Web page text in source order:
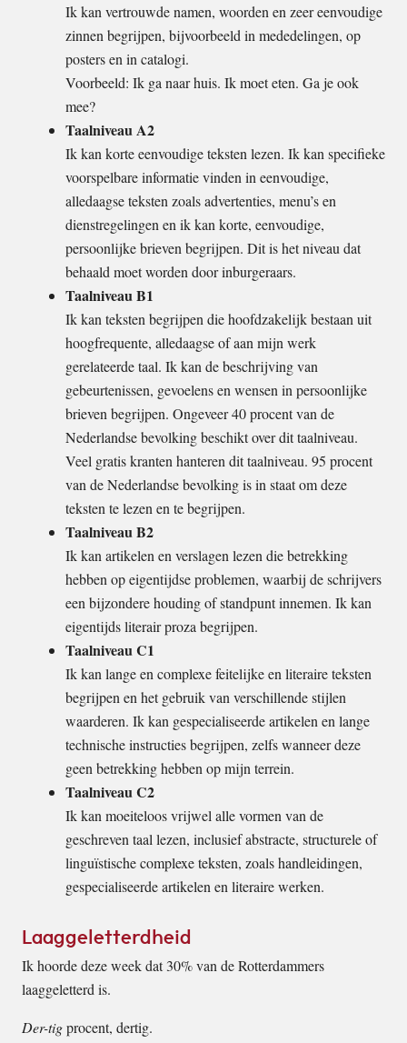
Ik kan vertrouwde namen, woorden en zeer eenvoudige
zinnen begrijpen, bijvoorbeeld in mededelingen, op
posters en in catalogi.
Voorbeeld: Ik ga naar huis. Ik moet eten. Ga je ook
mee?
Taalniveau A2
Ik kan korte eenvoudige teksten lezen. Ik kan specifieke
voorspelbare informatie vinden in eenvoudige,
alledaagse teksten zoals advertenties, menu’s en
dienstregelingen en ik kan korte, eenvoudige,
persoonlijke brieven begrijpen. Dit is het niveau dat
behaald moet worden door inburgeraars.
Taalniveau B1
Ik kan teksten begrijpen die hoofdzakelijk bestaan uit
hoogfrequente, alledaagse of aan mijn werk
gerelateerde taal. Ik kan de beschrijving van
gebeurtenissen, gevoelens en wensen in persoonlijke
brieven begrijpen. Ongeveer 40 procent van de
Nederlandse bevolking beschikt over dit taalniveau.
Veel gratis kranten hanteren dit taalniveau. 95 procent
van de Nederlandse bevolking is in staat om deze
teksten te lezen en te begrijpen.
Taalniveau B2
Ik kan artikelen en verslagen lezen die betrekking
hebben op eigentijdse problemen, waarbij de schrijvers
een bijzondere houding of standpunt innemen. Ik kan
eigentijds literair proza begrijpen.
Taalniveau C1
Ik kan lange en complexe feitelijke en literaire teksten
begrijpen en het gebruik van verschillende stijlen
waarderen. Ik kan gespecialiseerde artikelen en lange
technische instructies begrijpen, zelfs wanneer deze
geen betrekking hebben op mijn terrein.
Taalniveau C2
Ik kan moeiteloos vrijwel alle vormen van de
geschreven taal lezen, inclusief abstracte, structurele of
linguïstische complexe teksten, zoals handleidingen,
gespecialiseerde artikelen en literaire werken.
Laaggeletterdheid
Ik hoorde deze week dat 30% van de Rotterdammers
laaggeletterd is.
Der-tigprocent, dertig.